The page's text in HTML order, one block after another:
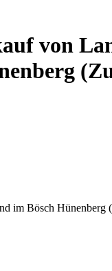
von
im Bösch Hünenberg